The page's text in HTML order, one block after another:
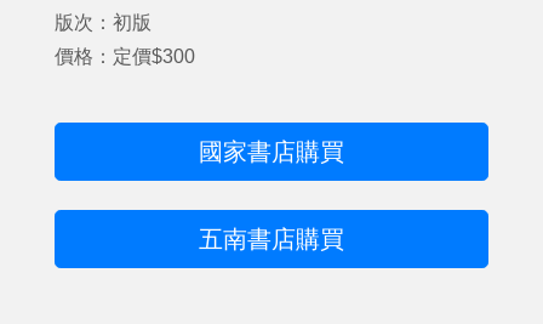
版次：初版
價格：定價$300
國家書店購買
五南書店購買